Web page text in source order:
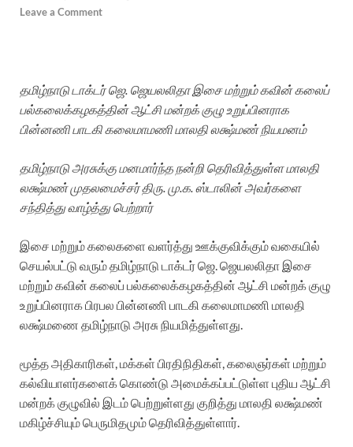
Leave a Comment
தமிழ்நாடு டாக்டர் ஜெ. ஜெயலலிதா இசை மற்றும் கவின் கலைப்
பல்கலைக்கழகத்தின் ஆட்சி மன்றக் குழு உறுப்பினராக
பின்னணி பாடகி கலைமாமணி மாலதி லக்ஷ்மண் நியமனம்
தமிழ்நாடு அரசுக்கு மனமார்ந்த நன்றி தெரிவித்துள்ள மாலதி
லக்ஷ்மண் முதலமைச்சர் திரு. மு.க. ஸ்டாலின் அவர்களை
சந்தித்து வாழ்த்து பெற்றார்
இசை மற்றும் கலைகளை வளர்த்து ஊக்குவிக்கும் வகையில்
செயல்பட்டு வரும் தமிழ்நாடு டாக்டர் ஜெ. ஜெயலலிதா இசை
மற்றும் கவின் கலைப் பல்கலைக்கழகத்தின் ஆட்சி மன்றக் குழு
உறுப்பினராக பிரபல பின்னணி பாடகி கலைமாமணி மாலதி
லக்ஷ்மணை தமிழ்நாடு அரசு நியமித்துள்ளது.
மூத்த அதிகாரிகள், மக்கள் பிரதிநிதிகள், கலைஞர்கள் மற்றும்
கல்வியாளர்களைக் கொண்டு அமைக்கப்பட்டுள்ள புதிய ஆட்சி
மன்றக் குழுவில் இடம் பெற்றுள்ளது குறித்து மாலதி லக்ஷ்மண்
மகிழ்ச்சியும் பெருமிதமும் தெரிவித்துள்ளார்.